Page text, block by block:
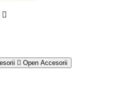
Open Accesorii